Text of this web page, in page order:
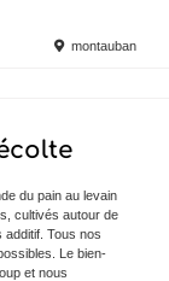
montauban
du pain au levain
cultivés autour de
additif. Tous nos
Le bien-
et nous